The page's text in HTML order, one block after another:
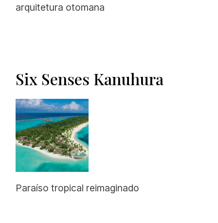
arquitetura otomana
Six Senses Kanuhura
Paraíso tropical reimaginado